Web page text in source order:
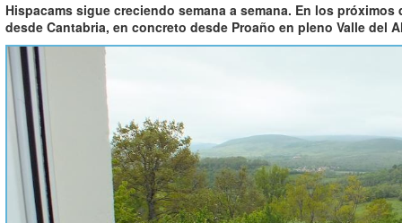
Hispacams sigue creciendo semana a semana. En los
desde Cantabria, en concreto desde Proaño en pleno Valle del